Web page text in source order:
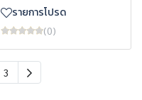
รายการโปรด
(0)
3